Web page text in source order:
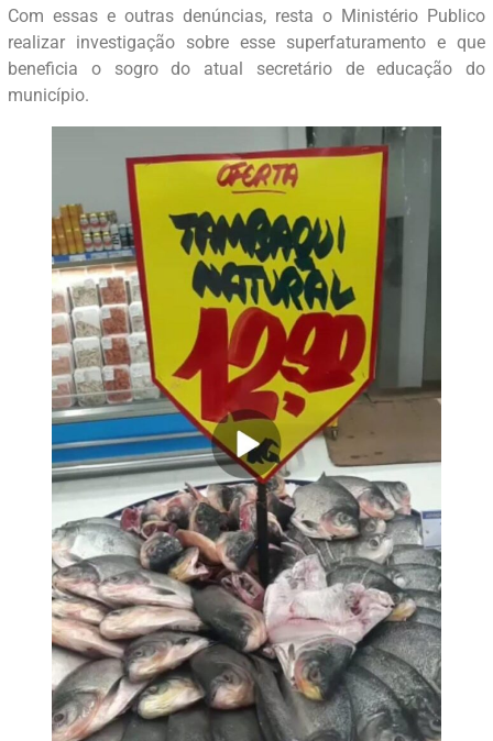
Com essas e outras denúncias, resta o Ministério Publico
realizar investigação sobre esse superfaturamento e que
beneficia o sogro do atual secretário de educação do
município.